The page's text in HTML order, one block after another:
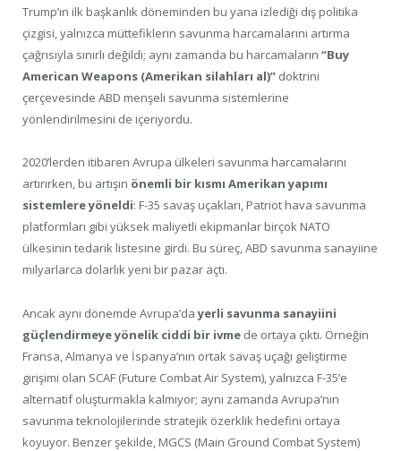
Trump’ın ilk başkanlık döneminden bu yana izlediği dış politika
çizgisi, yalnızca müttefiklerin savunma harcamalarını artırma
çağrısıyla sınırlı değildi; aynı zamanda bu harcamaların “Buy
American Weapons (Amerikan silahları al)” doktrini
çerçevesinde ABD menşeli savunma sistemlerine
yönlendirilmesini de içeriyordu.
2020’lerden itibaren Avrupa ülkeleri savunma harcamalarını
artırırken, bu artışın önemli bir kısmı Amerikan yapımı
sistemlere yöneldi: F-35 savaş uçakları, Patriot hava savunma
platformları gibi yüksek maliyetli ekipmanlar birçok NATO
ülkesinin tedarik listesine girdi. Bu süreç, ABD savunma sanayiine
milyarlarca dolarlık yeni bir pazar açtı.
Ancak aynı dönemde Avrupa’dayerli savunma sanayiini
güçlendirmeye yönelik ciddi bir ivme de ortaya çıktı. Örneğin
Fransa, Almanya ve İspanya’nın ortak savaş uçağı geliştirme
girişimi olan SCAF (Future Combat Air System), yalnızca F-35’e
alternatif oluşturmakla kalmıyor; aynı zamanda Avrupa’nın
savunma teknolojilerinde stratejik özerklik hedefini ortaya
koyuyor. Benzer şekilde, MGCS (Main Ground Combat System)